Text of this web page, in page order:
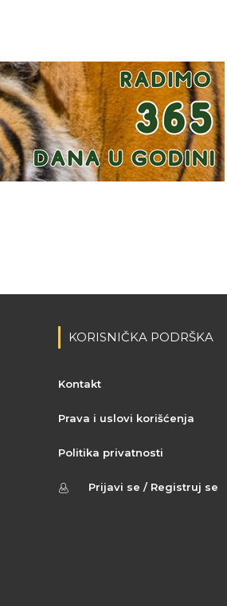
KORISNIČKA PODRŠKA
Kontakt
Prava i uslovi korišćenja
Politika privatnosti
Prijavi se / Registruj se